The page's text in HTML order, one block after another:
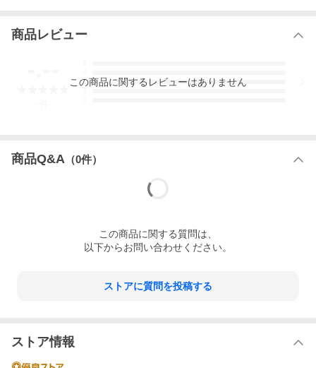
商品レビュー
3
この商品に関するレビューはありません
商品Q&A （0件）
この商品に関する質問は、
以下からお問い合わせください。
ストアに質問を投稿する
ストア情報